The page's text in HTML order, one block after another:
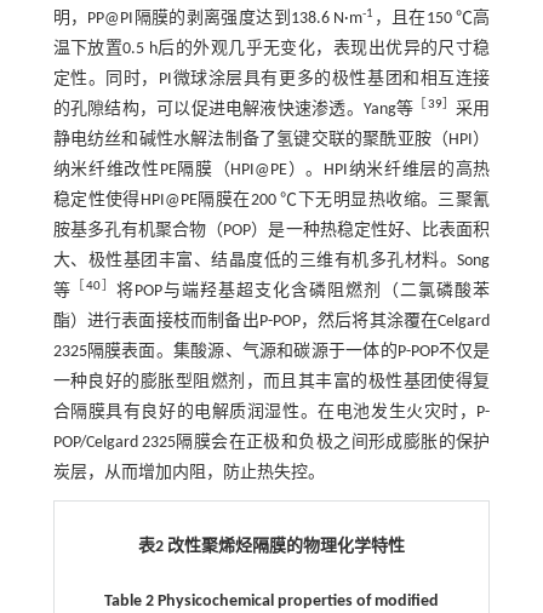
明，PP@PI隔膜的剥离强度达到138.6 N·m-1 ，且在150 ℃高
温下放置0.5 h后的外观几乎无变化，表现出优异的尺寸稳
定性。同时，PI微球涂层具有更多的极性基团和相互连接
的孔隙结构，可以促进电解液快速渗透。Yang等
39］ 采用
静电纺丝和碱性水解法制备了氢键交联的聚酰亚胺（HPI）
纳米纤维改性PE隔膜（HPI@PE）。HPI纳米纤维层的高热
稳定性使得HPI@PE隔膜在200 ℃下无明显热收缩。三聚氰
胺基多孔有机聚合物（POP）是一种热稳定性好、比表面积
大、极性基团丰富、结晶度低的三维有机多孔材料。Song
等
40］ 将POP与端羟基超支化含磷阻燃剂（二氯磷酸苯
酯）进行表面接枝而制备出P-POP，然后将其涂覆在Celgard
2325隔膜表面。集酸源、气源和碳源于一体的P-POP不仅是
一种良好的膨胀型阻燃剂，而且其丰富的极性基团使得复
合隔膜具有良好的电解质润湿性。在电池发生火灾时，P-
POP/Celgard 2325隔膜会在正极和负极之间形成膨胀的保护
炭层，从而增加内阻，防止热失控。
表2 改性聚烯烃隔膜的物理化学特性
Table 2 Physicochemical properties of modified